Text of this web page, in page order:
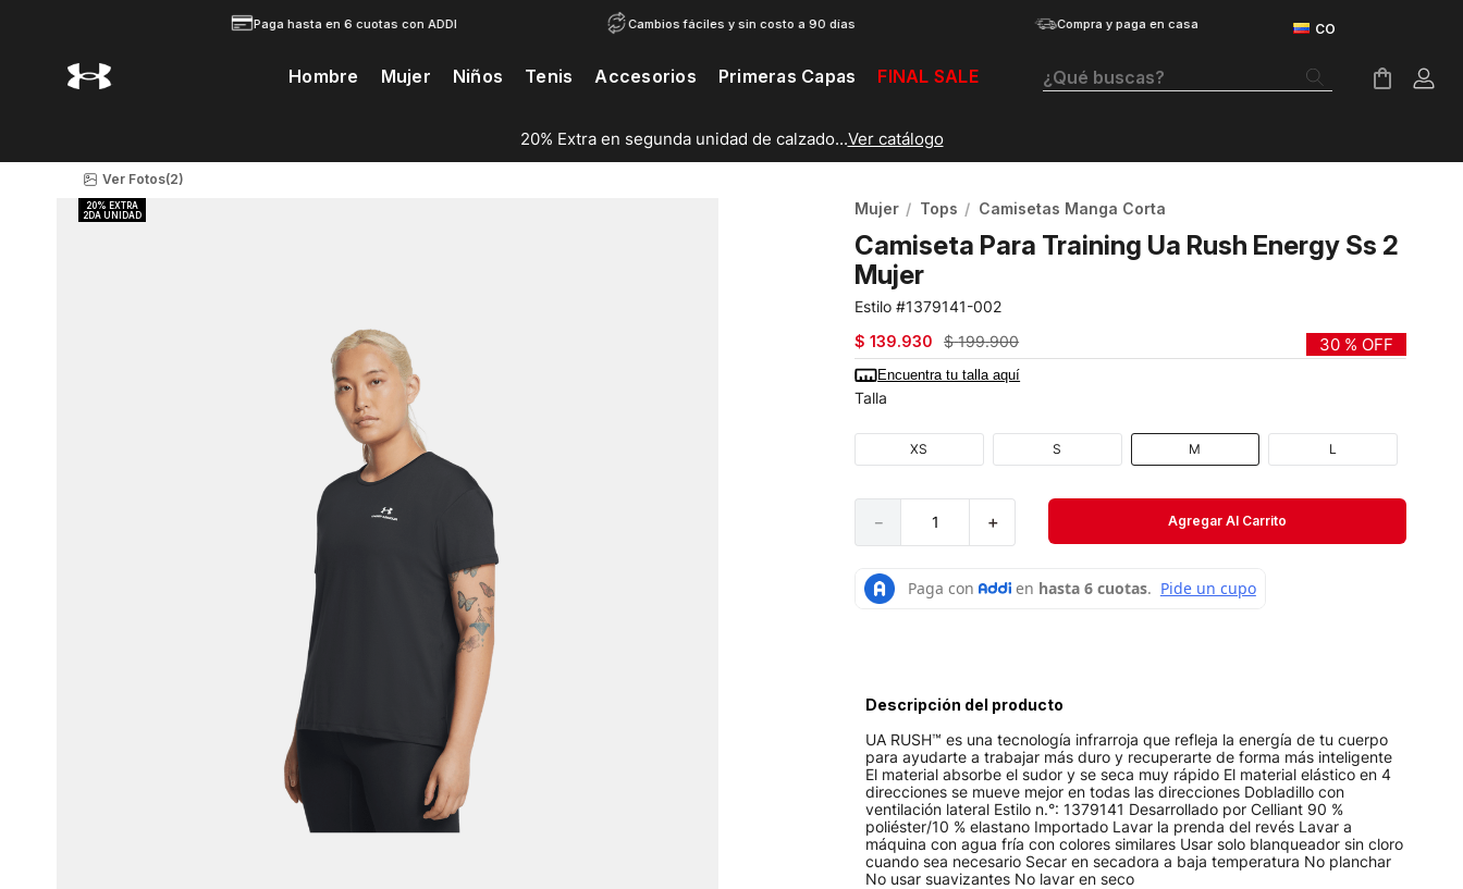
Paga hasta en 6 cuotas con ADDI Cambios fáciles y sin costo a 90 días Compra y paga en casa
Hombre Mujer Niños Tenis Accesorios Primeras Capas FINAL SALE ¿Qué buscas?
20% Extra en segunda unidad de calzado...Ver catálogo
Ver Fotos(2)
Mujer Tops Camisetas Manga Corta
Camiseta Para Training Ua Rush Energy Ss 2
Mujer
1379141-002
$ 139.930 $ 199.900 30 % OFF
Encuentra tu talla aquí
Talla
XS S M L
＋
－ Agregar Al Carrito
Descripción del producto
UA RUSH™ es una tecnología infrarroja que refleja la energía de tu cuerpo
para ayudarte a trabajar más duro y recuperarte de forma más inteligente
El material absorbe el sudor y se seca muy rápido El material elástico en 4
direcciones se mueve mejor en todas las direcciones Dobladillo con
ventilación lateral Estilo n.°: 1379141 Desarrollado por Celliant 90 %
poliéster/10 % elastano Importado Lavar la prenda del revés Lavar a
máquina con agua fría con colores similares Usar solo blanqueador sin cloro
cuando sea necesario Secar en secadora a baja temperatura No planchar
No usar suavizantes No lavar en seco
Botas
Tenis Mujer
Tenis Hombre
Velociti Distance
Basketball
Velociti
Medias
Short